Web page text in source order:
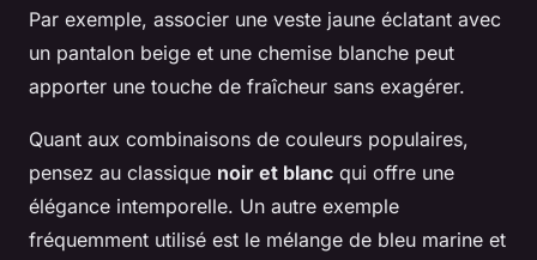
Par exemple, associer une veste jaune éclatant avec
un pantalon beige et une chemise blanche peut
apporter une touche de fraîcheur sans exagérer.
Quant aux combinaisons de couleurs populaires,
pensez au classique noir et blanc qui offre une
élégance intemporelle. Un autre exemple
fréquemment utilisé est le mélange de bleu marine et